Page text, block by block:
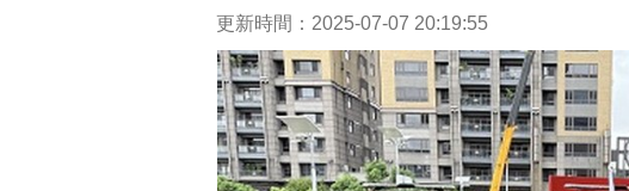
更新時間：2025-07-07 20:19:55